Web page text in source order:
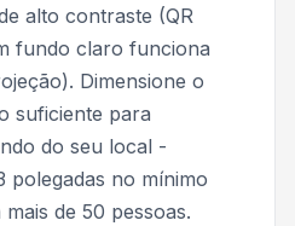
alto contraste (QR
fundo claro funciona
Dimensione o
suficiente para
do seu local -
polegadas no mínimo
de 50 pessoas.